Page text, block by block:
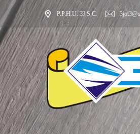
P.P.H.U. 3J S.C.